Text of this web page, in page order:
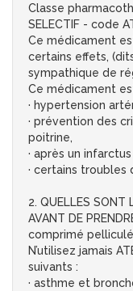
Classe
SELECTIF - code
Ce médicament
certains effets,
sympathique de
Ce médicament
· hypertension
· prévention des
poitrine,
· après un
· certains troubles
2. QUELLES SONT
AVANT DE
comprimé
N’utilisez jamais
suivants :
· asthme et